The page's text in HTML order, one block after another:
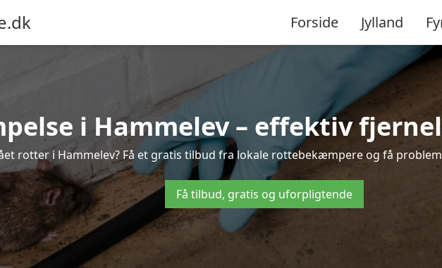
Forside Jylland
i Hammelev – effektiv
rotter i Hammelev? Få et gratis tilbud fra lokale rottebekæmpere og få
Få tilbud, gratis og uforpligtende